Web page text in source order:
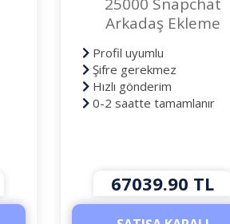
Arkadaş Ekleme
Profil uyumlu
Şifre gerekmez
Hızlı gönderim
0-2 saatte tamamlanır
67039.90 TL